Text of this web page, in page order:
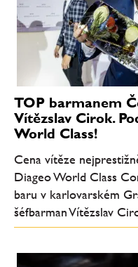
TOP barmanem
Vítězslav Cirok.
World Class!
Cena vítěze
Diageo World Class
baru v karlovarském
šéfbarman Vítězslav